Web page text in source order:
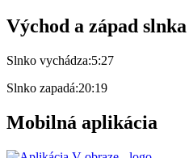
Východ a západ slnka
Slnko vychádza:5:27
Slnko zapadá:20:19
Mobilná aplikácia